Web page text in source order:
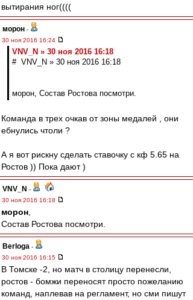
вытирания ног((((
морон -
30 ноя 2016 16:24
VNV_N » 30 ноя 2016 16:18
# VNV_N » 30 ноя 2016 16:18
морон, Состав Ростова посмотри.
Команда в трех очкав от зоны медалей , они
ебнулись чтоли ?
А я вот рискну сделать ставочку с кф 5.65 на
Ростов )) Пока дают )
VNV_N -
30 ноя 2016 16:18
морон
Состав Ростова посмотри.
Berloga -
30 ноя 2016 16:15
В Томске -2, но матч в столицу перенесли,
ростов - бомжи переносят просто пожеланию
команд, наплевав на регламент, но сми пишут